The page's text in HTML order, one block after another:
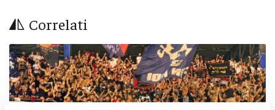
Correlati